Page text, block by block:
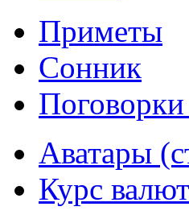
Приметы
Сонник
Аватары
Курс